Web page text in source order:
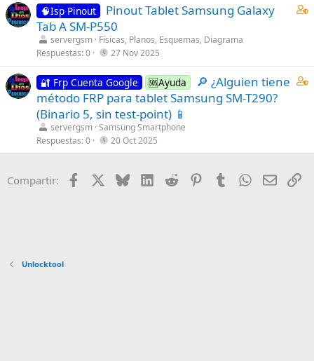
C
a
i
t
🧠Isp Pinout
Pinout Tablet Samsung Galaxy
Tab A SM-P550
servergsm Físicas, Planos, Esquemas, Diagrama
Respuestas 0 27 Nov 2025
C
i
🔐 Frp Cuenta Google 🆘Ayuda
🔎 ¿Alguien tiene
método FRP para tablet Samsung SM-T290?
(Binario 5, sin test-point) 📱
servergsm Samsung Smartphone
Respuestas 0 20 Oct 2025
Compartir: Facebook BlueskyLinkedIn
Reddit PinterestTumblr WhatsApp
Email
Unlocktool